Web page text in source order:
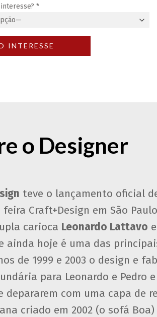
*
o Designer
teve o lançamento oficial
Craft+Design em São
carioca Leonardo Lattavo e
ainda hoje é uma das
de 1999 e 2003 o design e
para Leonardo e Pedro
depararem com uma capa
criado em 2002 (o sofá